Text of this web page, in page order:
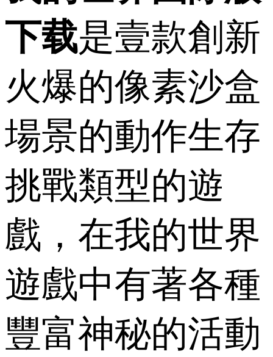
下载是壹款創新
火爆的像素沙盒
場景的動作生存
挑戰類型的遊
戲，在我的世界
遊戲中有著各種
豐富神秘的活動